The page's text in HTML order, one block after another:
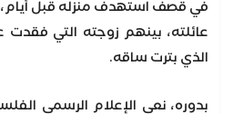
في قصف استهدف منزله قبل أيام،
عائلته، بينهم زوجته التي فقدت
الذي بترت ساقه.
بدوره، نعى الإعلام الرسمي